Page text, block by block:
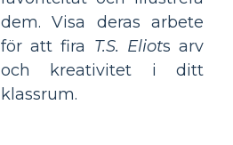
dem. Visa deras arbete
för att fira T.S. Eliots arv
och kreativitet i ditt
klassrum.